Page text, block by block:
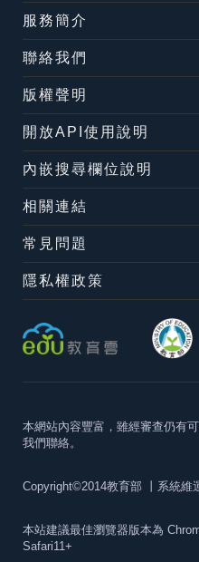
服務簡介
聯絡我們
版權聲明
開放API使用說明
內嵌搜尋欄位說明
相關連結
常見問題
隱私權政策
本網站內容豐富，雖經審查仍有
我們聯絡。
Copyright©2014教育部 丨系統
本站建議最佳瀏覽器版本為
Safari11+